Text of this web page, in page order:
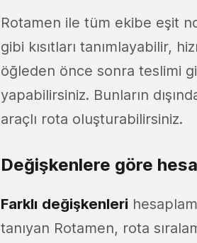
Rotamen ile tüm ekibe eşit
gibi kısıtları tanımlayabilir,
öğleden önce sonra teslimi
yapabilirsiniz. Bunların
araçlı rota oluşturabilirsiniz.
Değişkenlere göre
Farklı değişkenleri
tanıyan Rotamen, rota